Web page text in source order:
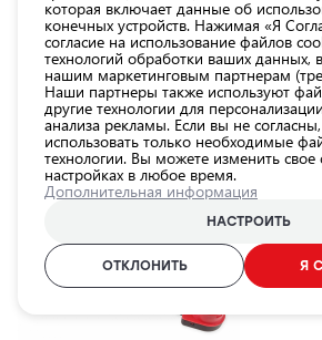
Главная Категории Магазин Аксессуары
Переходники для
ФИЛЬТР
Лампы для
автомобильных
Внешнее
освещение
автомобиля
Освещение
автомобиля
Аксессуары
которая включает данные об
конечных устройств. Нажимая «Я
согласие на использование файлов
технологий обработки ваших данных,
нашим маркетинговым партнерам
Наши партнеры также используют
другие технологии для
анализа рекламы. Если вы не
использовать только необходимые
технологии. Вы можете изменить свое
настройках в любое время.
Дополнительная информация
НАСТРОИТЬ
ОТКЛОНИТЬ Я